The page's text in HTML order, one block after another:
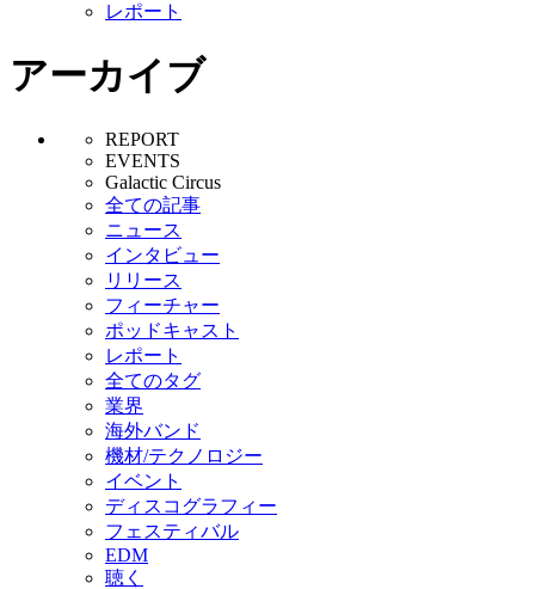
レポート
アーカイブ
REPORT
EVENTS
Galactic Circus
全ての記事
ニュース
インタビュー
リリース
フィーチャー
ポッドキャスト
レポート
全てのタグ
業界
海外バンド
機材/テクノロジー
イベント
ディスコグラフィー
フェスティバル
EDM
聴く